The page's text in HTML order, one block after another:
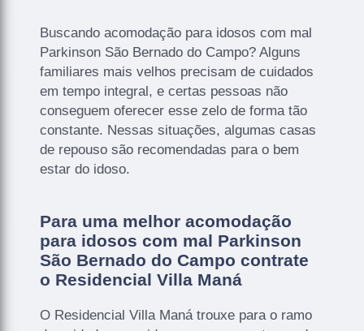
Buscando acomodação para idosos com mal
Parkinson São Bernado do Campo? Alguns
familiares mais velhos precisam de cuidados
em tempo integral, e certas pessoas não
conseguem oferecer esse zelo de forma tão
constante. Nessas situações, algumas casas
de repouso são recomendadas para o bem
estar do idoso.
Para uma melhor acomodação
para idosos com mal Parkinson
São Bernado do Campo contrate
o Residencial Villa Maná
O Residencial Villa Maná trouxe para o ramo